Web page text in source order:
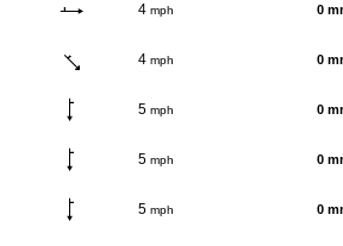
4 mph 0
4 mph 0
5 mph 0
5 mph 0
5 mph 0